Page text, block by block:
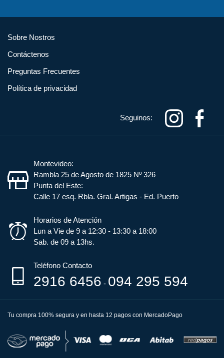
Sobre Nostros
Contáctenos
Preguntas Frecuentes
Política de privacidad
Seguinos:
Montevideo:
Rambla 25 de Agosto de 1825 Nº 326
Punta del Este:
Calle 17 esq. Rbla. Gral. Artigas - Ed. Puerto
Horarios de Atención
Lun a Vie de 9 a 12:30 - 13:30 a 18:00
Sab. de 09 a 13hs.
Teléfono Contacto
2916 6456 - 094 295 594
Tu compra 100% segura y en hasta 12 pagos con MercadoPago